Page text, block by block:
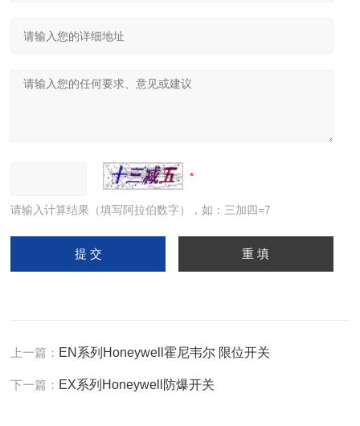
请输入计算结果（填写阿拉伯数字），如：三加四=7
上一篇： EN系列Honeywell霍尼韦尔 限位开关
下一篇： EX系列Honeywell防爆开关